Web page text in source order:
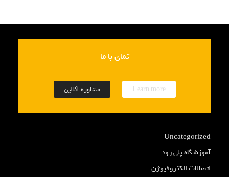
تمای با ما
Learn more مشاوره آنلاین
Uncategorized
آموزشگاه پلی رود
اتصالات الکتروفیوژن